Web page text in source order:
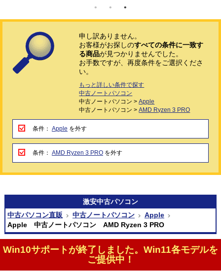
申し訳ありません。
お客様がお探しのすべての条件に一致す
る商品が見つかりませんでした。
お手数ですが、再度条件をご選択くださ
い。
もっと詳しい条件で探す
中古ノートパソコン
中古ノートパソコン >Apple
中古ノートパソコン >AMD Ryzen 3 PRO
条件： Apple を外す
条件： AMD Ryzen 3 PRO を外す
激安中古パソコン
中古パソコン直販
中古ノートパソコン
Apple
Apple 中古ノートパソコン AMD Ryzen 3 PRO
Win10サポートが終了しました。Win11各モデルを
ご提供中！